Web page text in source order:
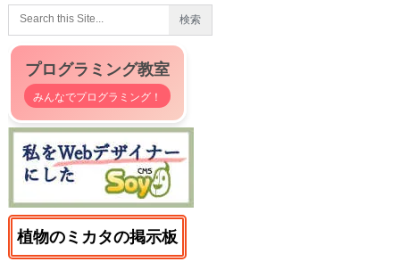
プログラミング教室
みんなでプログラミング！
植物のミカタの掲示板